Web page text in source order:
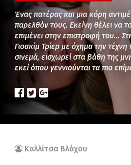
Ένας πατέρας και μια κόρη
παρελθόν τους. Εκείνη θέλει να
επιμένει στην επιστροφή του…
Γιοακίμ Τρίερ με όχημα την
σινεμά, εισχωρεί στα βάθη της
εκεί όπου γεννιούνται τα πιο
Καλλίτσα Βλάχου